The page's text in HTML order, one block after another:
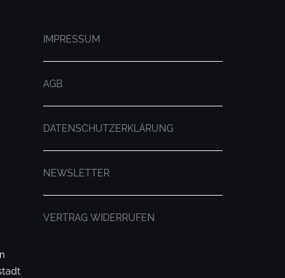
IMPRESSUM
AGB
DATENSCHUTZERKLÄRUNG
NEWSLETTER
VERTRAG WIDERRUFEN